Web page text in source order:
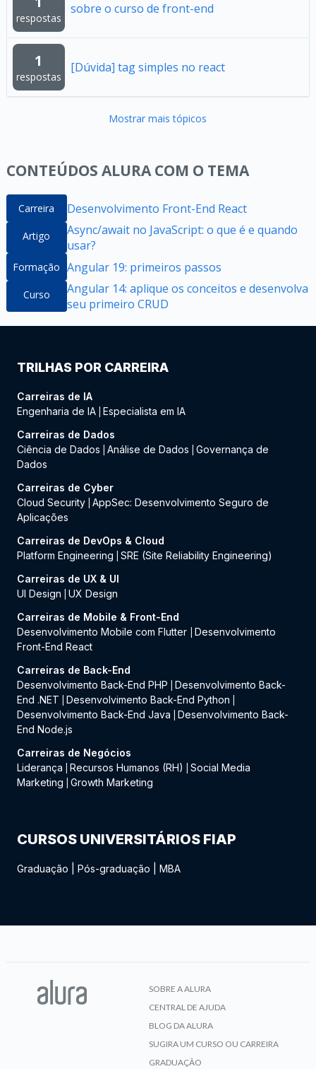
respostas
sobre o curso de front-end
1
respostas
[Dúvida] tag simples no react
Mostrar mais tópicos
CONTEÚDOS ALURA COM O TEMA
Carreira Desenvolvimento Front-End React
Artigo
Async/await no JavaScript: o que é e quando
usar?
Formação Angular 19: primeiros passos
Curso
Angular 14: aplique os conceitos e desenvolva
seu primeiro CRUD
TRILHAS POR CARREIRA
Carreiras de IA
Engenharia de IA Especialista em IA
Carreiras de Dados
Ciência de Dados
Análise de Dados
Governança de
Dados
Carreiras de Cyber
Cloud Security AppSec: Desenvolvimento Seguro de
Aplicações
Carreiras de DevOps & Cloud
Platform Engineering
SRE (Site Reliability Engineering)
Carreiras de UX & UI
UI Design
UX Design
Carreiras de Mobile & Front-End
Desenvolvimento Mobile com Flutter
Desenvolvimento
Front-End React
Carreiras de Back-End
Desenvolvimento Back-End PHP
Desenvolvimento Back-
End .NET
Desenvolvimento Back-End Python
Desenvolvimento Back-End Java
Desenvolvimento Back-
End Node.js
Carreiras de Negócios
Liderança
Recursos Humanos (RH)
Social Media
Marketing
Growth Marketing
CURSOS UNIVERSITÁRIOS FIAP
Graduação Pós-graduação MBA
SOBRE A ALURA
CENTRAL DE AJUDA
BLOG DA ALURA
SUGIRA UM CURSO OU CARREIRA
GRADUAÇÃO